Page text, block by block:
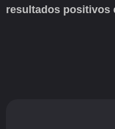
resultados positivos